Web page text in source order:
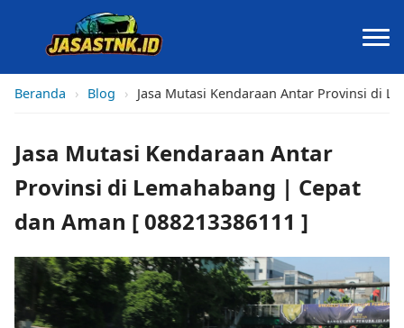
Beranda › Blog › Jasa Mutasi Kendaraan Antar Provinsi di
Jasa Mutasi Kendaraan Antar
Provinsi di Lemahabang | Cepat
dan Aman [ 088213386111 ]